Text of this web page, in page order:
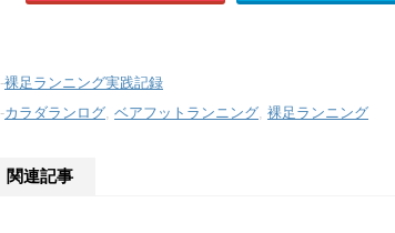
-裸足ランニング実践記録
-カラダランログ, ベアフットランニング, 裸足ランニング
関連記事